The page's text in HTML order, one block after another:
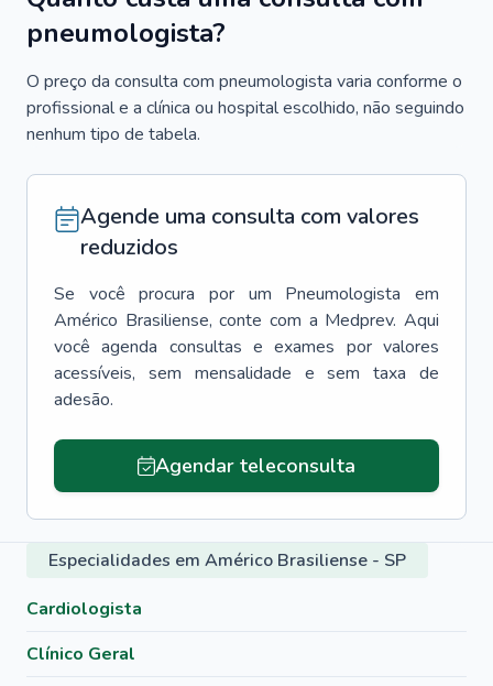
pneumologista?
O preço da consulta com pneumologista varia conforme o
profissional e a clínica ou hospital escolhido, não seguindo
nenhum tipo de tabela.
Agende uma consulta com valores
reduzidos
Se você procura por um Pneumologista
em
Américo Brasiliense, conte com a Medprev. Aqui
você agenda consultas e exames por valores
acessíveis, sem mensalidade e sem taxa de
adesão.
Agendar teleconsulta
Especialidades em Américo Brasiliense - SP
Cardiologista
Clínico Geral